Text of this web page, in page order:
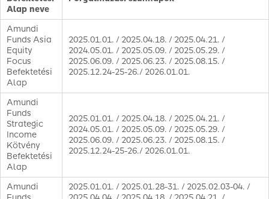
Alap neve
Amundi
Funds Asia
Equity
Focus
Befektetési
Alap
2025.01.01. / 2025.04.18. / 2025.04.21. /
2024.05.01. / 2025.05.09. / 2025.05.29. /
2025.06.09. / 2025.06.23. / 2025.08.15. /
2025.12.24-25-26./ 2026.01.01.
Amundi
Funds
Strategic
Income
Kötvény
Befektetési
Alap
2025.01.01. / 2025.04.18. / 2025.04.21. /
2024.05.01. / 2025.05.09. / 2025.05.29. /
2025.06.09. / 2025.06.23. / 2025.08.15. /
2025.12.24-25-26./ 2026.01.01.
Amundi
2025.01.01. / 2025.01.28-31. / 2025.02.03-04. /